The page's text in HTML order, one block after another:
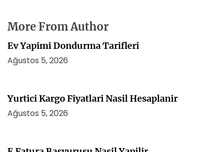
More From Author
Ev Yapimi Dondurma Tarifleri
Ağustos 5, 2026
Yurtici Kargo Fiyatlari Nasil Hesaplanir
Ağustos 5, 2026